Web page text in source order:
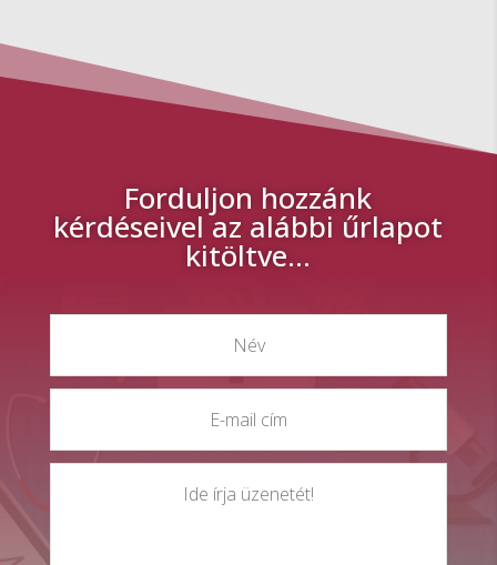
Forduljon hozzánk
kérdéseivel az alábbi űrlapot
kitöltve…